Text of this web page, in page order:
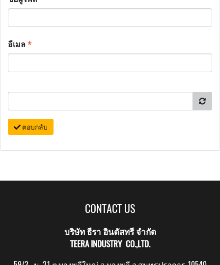
อีเมล*
ตอบกลับ
CONTACT US
บริษัท ธีรา อินดัสทรี จำกัด
TEERA INDUSTRY CO.,LTD.